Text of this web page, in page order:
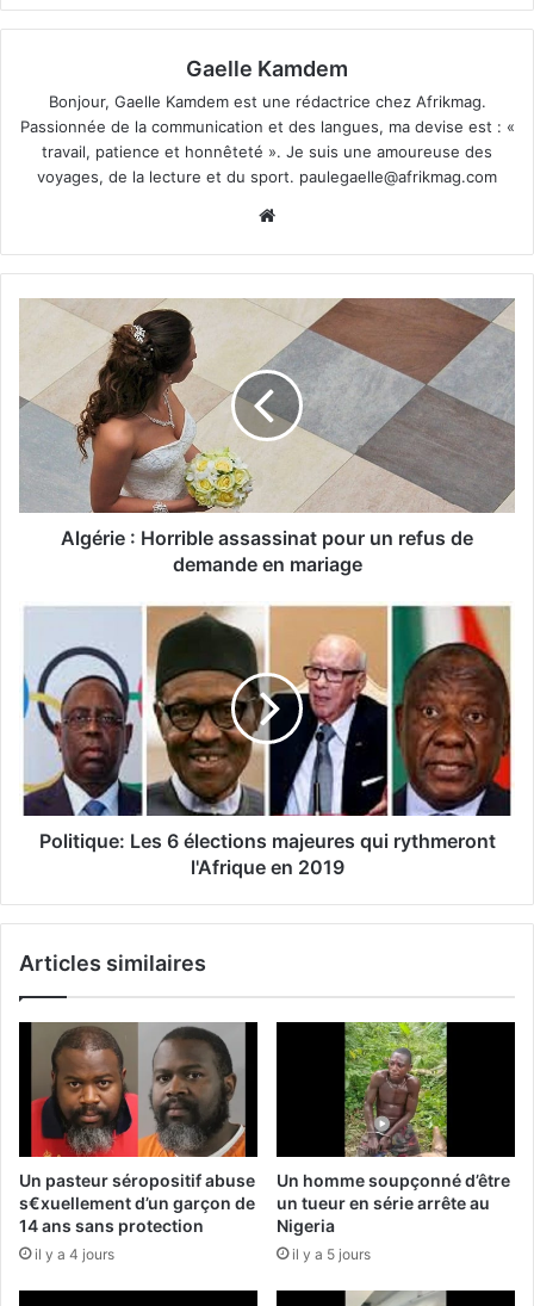
Gaelle Kamdem
Bonjour, Gaelle Kamdem est une rédactrice chez Afrikmag.
Passionnée de la communication et des langues, ma devise est : «
travail, patience et honnêteté ». Je suis une amoureuse des
voyages, de la lecture et du sport. paulegaelle@afrikmag.com
Algérie : Horrible assassinat pour un refus de
demande en mariage
Politique: Les 6 élections majeures qui rythmeront
l'Afrique en 2019
Articles similaires
Un pasteur séropositif abuse
s€xuellement d’un garçon de
14 ans sans protection
il y a 4 jours
Un homme soupçonné d’être
un tueur en série arrête au
Nigeria
il y a 5 jours